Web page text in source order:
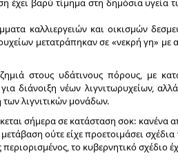
έχει βαρύ τίμημα στη δημόσια υγεία
καλλιεργειών και οικισμών
μετατράπηκαν σε «νεκρή γη»
στους υδάτινους πόρους, με
διάνοιξη νέων λιγνιτωρυχείων,
λιγνιτικών μονάδων.
σήμερα σε κατάσταση σοκ: κανένα
ούτε είχε προετοιμάσει
το κυβερνητικό σχέδιο